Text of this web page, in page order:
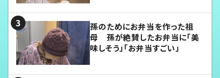
孫のためにお弁当を作った祖
母 孫が絶賛したお弁当に「美
味しそう」「お弁当すごい」